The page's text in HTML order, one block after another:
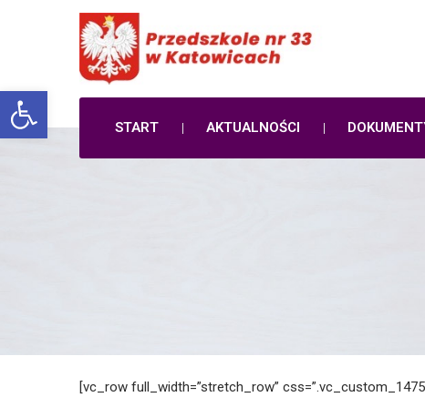
Open toolbar
START AKTUALNOŚCI
[vc_row full_width=”stretch_row”